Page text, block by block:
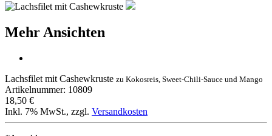
Mehr Ansichten
Lachsfilet mit Cashewkruste zu Kokosreis, Sweet-Chili-Sauce und Mango
Artikelnummer: 10809
18,50 €
Inkl. 7% MwSt., zzgl. Versandkosten